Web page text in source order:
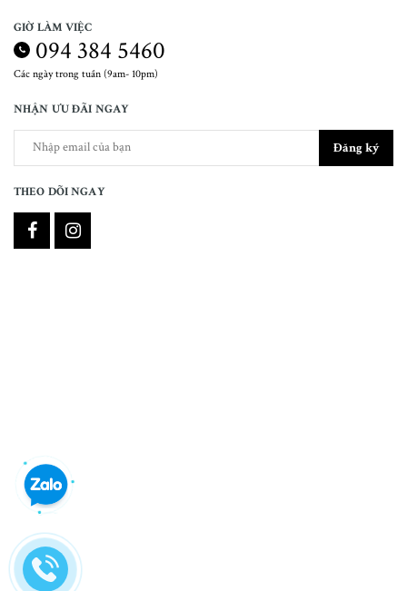
GIỜ LÀM VIỆC
094 384 5460
Các ngày trong tuần (9am- 10pm)
NHẬN ƯU ĐÃI NGAY
Đăng ký
THEO DÕI NGAY